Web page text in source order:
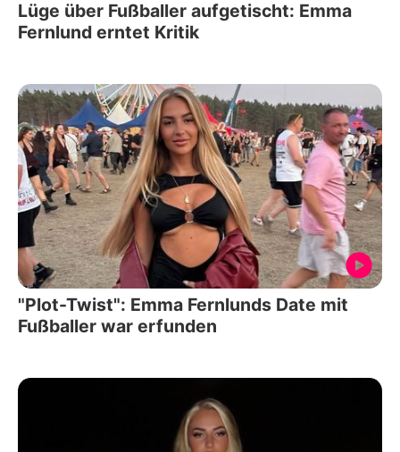
Lüge über Fußballer aufgetischt: Emma
Fernlund erntet Kritik
"Plot-Twist": Emma Fernlunds Date mit
Fußballer war erfunden